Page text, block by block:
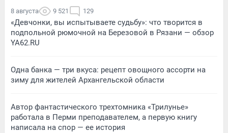
8 августа 9 521 129
«Девчонки, вы испытываете судьбу»: что творится в
подпольной рюмочной на Березовой в Рязани — обзор
YA62.RU
Одна банка — три вкуса: рецепт овощного ассорти на
зиму для жителей Архангельской области
Автор фантастического трехтомника «Трилунье»
работала в Перми преподавателем, а первую книгу
написала на спор — ее история